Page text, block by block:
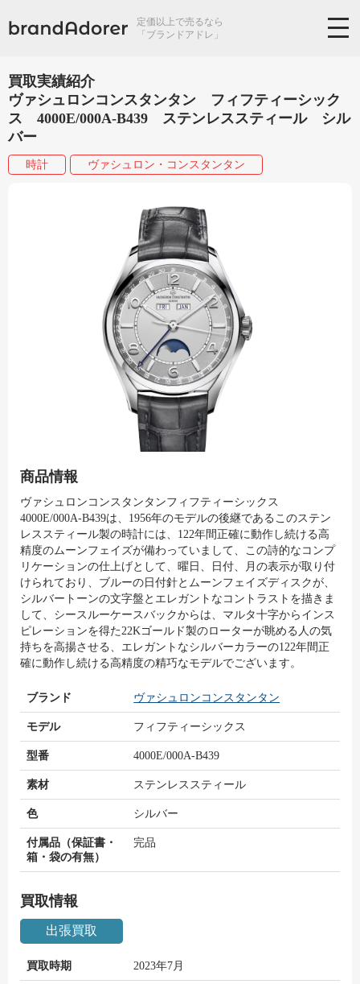
定価以上で売るなら
「ブランドアドレ」
買取実績紹介
ヴァシュロンコンスタンタン フィフティーシック
ス 4000E/000A-B439 ステンレススティール シル
バー
時計 ヴァシュロン・コンスタンタン
商品情報
ヴァシュロンコンスタンタンフィフティーシックス
4000E/000A-B439は、1956年のモデルの後継であるこのステン
レススティール製の時計には、122年間正確に動作し続ける高
精度のムーンフェイズが備わっていまして、この詩的なコンプ
リケーションの仕上げとして、曜日、日付、月の表示が取り付
けられており、ブルーの日付針とムーンフェイズディスクが、
シルバートーンの文字盤とエレガントなコントラストを描きま
して、シースルーケースバックからは、マルタ十字からインス
ピレーションを得た22Kゴールド製のローターが眺める人の気
持ちを高揚させる、エレガントなシルバーカラーの122年間正
確に動作し続ける高精度の精巧なモデルでございます。
ブランド ヴァシュロンコンスタンタン
モデル フィフティーシックス
型番 4000E/000A-B439
素材 ステンレススティール
色 シルバー
付属品（保証書・
箱・袋の有無）
完品
買取情報
出張買取
買取時期 2023年7月